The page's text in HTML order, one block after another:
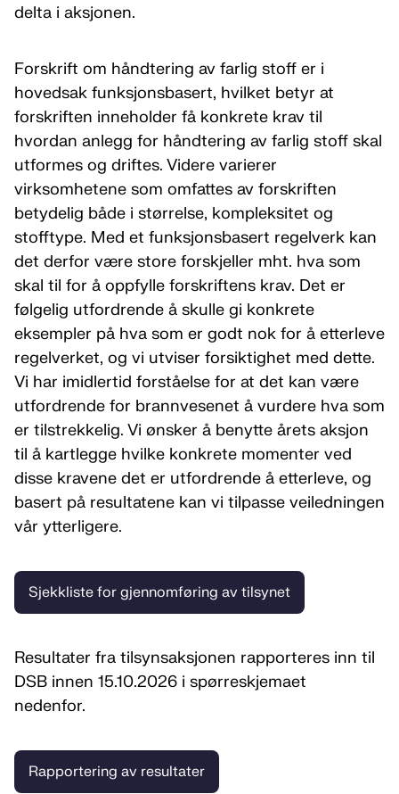
delta i aksjonen.
Forskrift om håndtering av farlig stoff er i
hovedsak funksjonsbasert, hvilket betyr at
forskriften inneholder få konkrete krav til
hvordan anlegg for håndtering av farlig stoff skal
utformes og driftes. Videre varierer
virksomhetene som omfattes av forskriften
betydelig både i størrelse, kompleksitet og
stofftype. Med et funksjonsbasert regelverk kan
det derfor være store forskjeller mht. hva som
skal til for å oppfylle forskriftens krav. Det er
følgelig utfordrende å skulle gi konkrete
eksempler på hva som er godt nok for å etterleve
regelverket, og vi utviser forsiktighet med dette.
Vi har imidlertid forståelse for at det kan være
utfordrende for brannvesenet å vurdere hva som
er tilstrekkelig. Vi ønsker å benytte årets aksjon
til å kartlegge hvilke konkrete momenter ved
disse kravene det er utfordrende å etterleve, og
basert på resultatene kan vi tilpasse veiledningen
vår ytterligere.
Sjekkliste for gjennomføring av tilsynet
Resultater fra tilsynsaksjonen rapporteres inn til
DSB innen 15.10.2026 i spørreskjemaet
nedenfor.
Rapportering av resultater